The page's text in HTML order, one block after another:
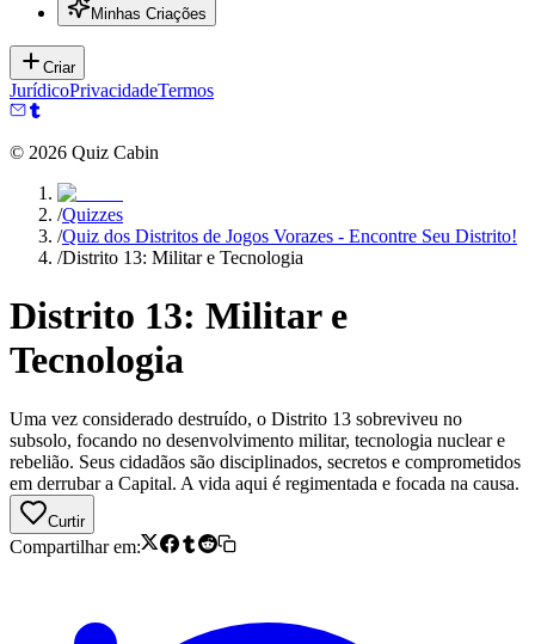
Minhas Criações
Criar
JurídicoPrivacidadeTermos
© 2026 Quiz Cabin
/Quizzes
/Quiz dos Distritos de Jogos Vorazes - Encontre Seu Distrito!
/Distrito 13: Militar e Tecnologia
Distrito 13: Militar e
Tecnologia
Uma vez considerado destruído, o Distrito 13 sobreviveu no
subsolo, focando no desenvolvimento militar, tecnologia nuclear e
rebelião. Seus cidadãos são disciplinados, secretos e comprometidos
em derrubar a Capital. A vida aqui é regimentada e focada na causa.
Curtir
Compartilhar em: